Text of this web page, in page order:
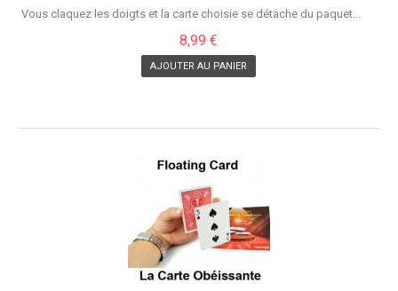
Vous claquez les doigts et la carte choisie se détache du paquet...
8,99 €
AJOUTER AU PANIER